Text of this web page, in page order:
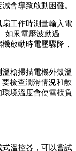
會導致啟動困難。
工作時測量輸入電
如果電壓波動過
啟動時電壓驟降，
槍掃描電機外殼溫
檢查潤滑情況和散
境溫度會使雪櫃負
溫控器，可以嘗試